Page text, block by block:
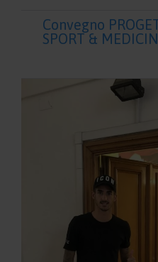
Convegno
SPORT &